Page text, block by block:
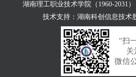
湖南理工职业技术学院（1960-2031
技术支持：湖南科创信息技术
"扫
关
微信